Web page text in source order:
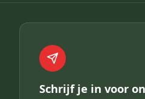
Schrijf je in voor